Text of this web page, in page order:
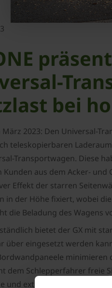
bei
März 2023: Den Universal-
teleskopierbaren
Transportwagen. Diese
Kunden aus dem Acker-
Effekt der starren
in der Höhe fixiert, wobei
die Beladung des Wagens
bietet der GX mit
über eingesetzt werden
dem Schlepperfahrer freie
und extrem belastbare